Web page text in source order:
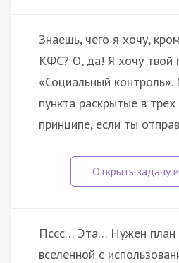
Знаешь, чего я хочу,
КФС? О, да! Я хочу твой
«Социальный
пункта раскрытые в
принципе, если ты
Пссс… Эта… Нужен план
вселенной с